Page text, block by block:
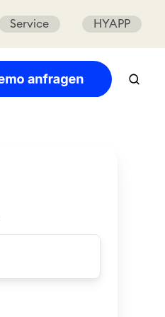
Service HYAPP